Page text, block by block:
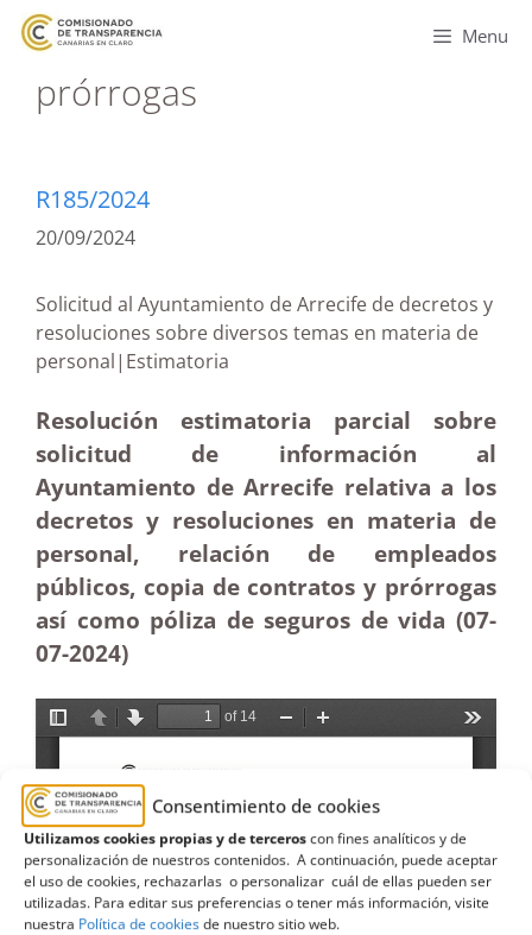
Consentimiento de cookies
Utilizamos cookies propias y de terceroscon fines analíticos y de
personalización de nuestros contenidos. A continuación, puede aceptar
el uso de cookies, rechazarlas o personalizar cuál de ellas pueden ser
utilizadas. Para editar sus preferencias o tener más información, visite
nuestra Política de cookiesde nuestro sitio web.
Menu
prórrogas
R185/2024
20/09/2024
Solicitud al Ayuntamiento de Arrecife de decretos y
resoluciones sobre diversos temas en materia de
personal|Estimatoria
Resolución estimatoria parcial sobre
solicitud de información al
Ayuntamiento de Arrecife relativa a los
decretos y resoluciones en materia de
personal, relación de empleados
públicos, copia de contratos y prórrogas
así como póliza de seguros de vida (07-
07-2024)